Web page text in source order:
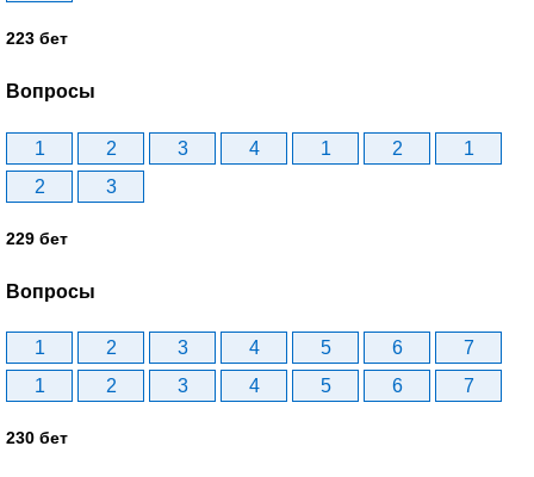
223 бет
Вопросы
1 2 3 4 1 2
1
2
3
229 бет
Вопросы
1 2 3 4 5 6
7
1
2 3 4 5 6 7
230 бет